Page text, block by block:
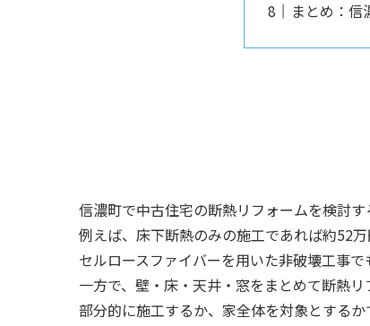
まとめ：信
信濃町で中古住宅の断熱リフォームを検討
例えば、床下断熱のみの施工であれば約52万
セルロースファイバーを用いた非破壊工事
一方で、壁・床・天井・窓をまとめて断熱
部分的に施工するか、家全体を対象とする